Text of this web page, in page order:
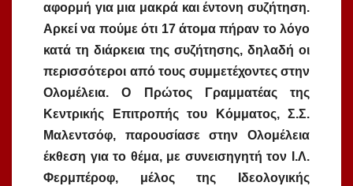
αφορμή για μια μακρά και έντονη συζήτηση.
Αρκεί να πούμε ότι 17 άτομα πήραν το λόγο
κατά τη διάρκεια της συζήτησης, δηλαδή οι
περισσότεροι από τους συμμετέχοντες στην
Ολομέλεια. Ο Πρώτος Γραμματέας της
Κεντρικής Επιτροπής του Κόμματος, Σ.Σ.
Μαλεντσόφ, παρουσίασε στην Ολομέλεια
έκθεση για το θέμα, με συνεισηγητή τον Ι.Λ.
Φερμπέροφ, μέλος της Ιδεολογικής